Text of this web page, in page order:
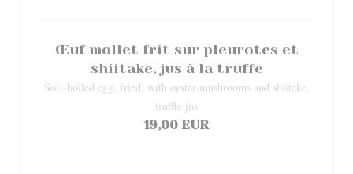
Œuf mollet frit sur pleurotes et
shiitake, jus à la truffe
Soft-boiled egg, fried, with oyster mushrooms and shiitake,
truffle jus
19,00 EUR